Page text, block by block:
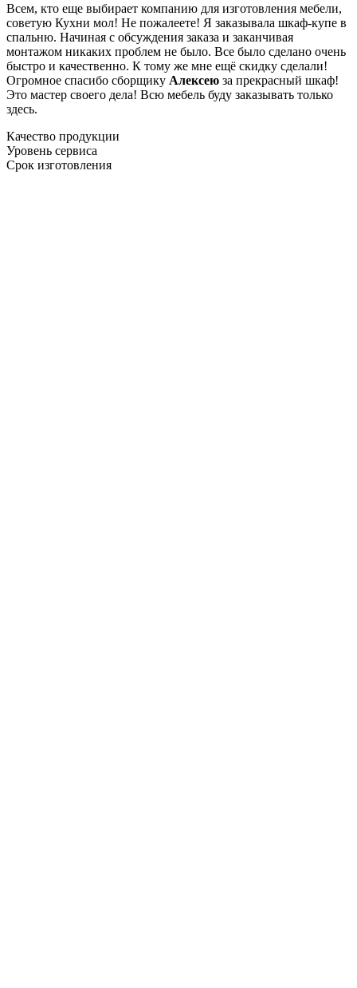
Всем, кто еще выбирает компанию для изготовления мебели,
советую Кухни мол! Не пожалеете! Я заказывала шкаф-купе в
спальню. Начиная с обсуждения заказа и заканчивая
монтажом никаких проблем не было. Все было сделано очень
быстро и качественно. К тому же мне ещё скидку сделали!
Огромное спасибо сборщику Алексею за прекрасный шкаф!
Это мастер своего дела! Всю мебель буду заказывать только
здесь.
Качество продукции
Уровень сервиса
Срок изготовления